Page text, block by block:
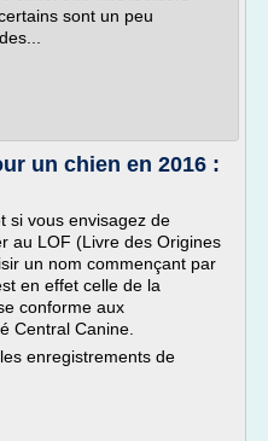
sont un peu
un chien en 2016 :
si vous envisagez de
au LOF (Livre des Origines
un nom commençant par
en effet celle de la
conforme aux
Central Canine.
enregistrements de